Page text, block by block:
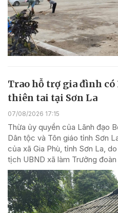
Trao hỗ trợ gia đình
thiên tai tại Sơn La
07/08/2026 17:15
Thừa ủy quyền của Lãnh đạo
Dân tộc và Tôn giáo tỉnh Sơn
của xã Gia Phù, tỉnh Sơn La,
tịch UBND xã làm Trưởng